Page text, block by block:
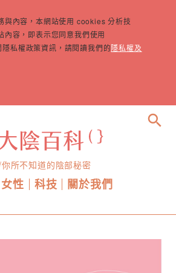
與內容，本網站使用 cookies 分析技
內容，即表示您同意我們使用
私權政策資訊，請閱讀我們的隱私權及
所不知道的陰部秘密
女性 科技 關於我們
search